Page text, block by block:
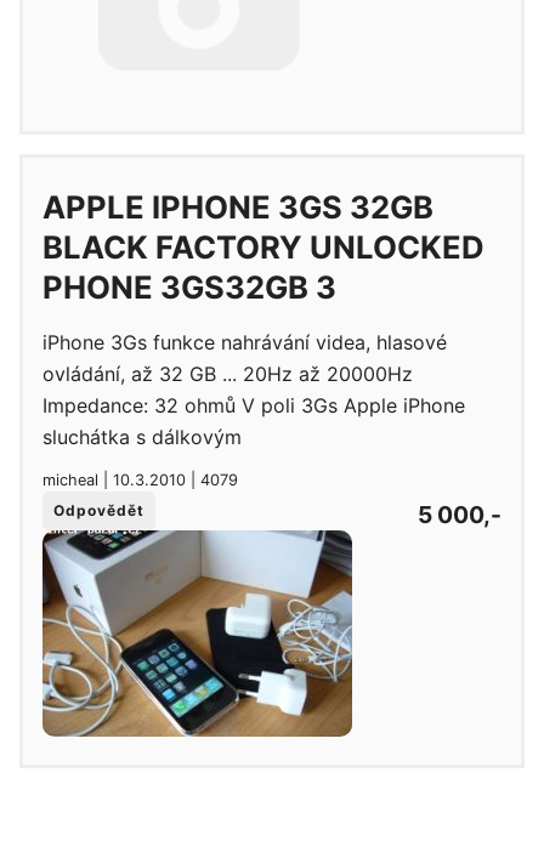
APPLE IPHONE 3GS 32GB
BLACK FACTORY UNLOCKED
PHONE 3GS32GB 3
iPhone 3Gs funkce nahrávání videa, hlasové
ovládání, až 32 GB ... 20Hz až 20000Hz
Impedance: 32 ohmů V poli 3Gs Apple iPhone
sluchátka s dálkovým
micheal | 10.3.2010 | 4079
Odpovědět
5 000,-